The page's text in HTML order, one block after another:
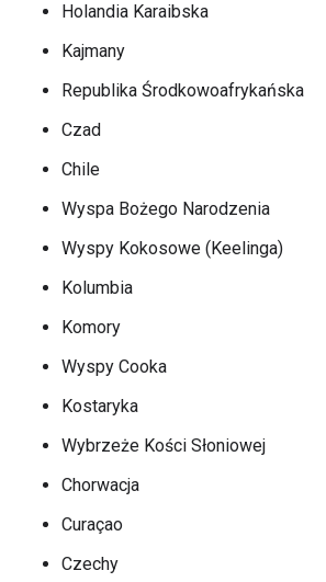
Holandia Karaibska
Kajmany
Republika Środkowoafrykańska
Czad
Chile
Wyspa Bożego Narodzenia
Wyspy Kokosowe (Keelinga)
Kolumbia
Komory
Wyspy Cooka
Kostaryka
Wybrzeże Kości Słoniowej
Chorwacja
Curaçao
Czechy